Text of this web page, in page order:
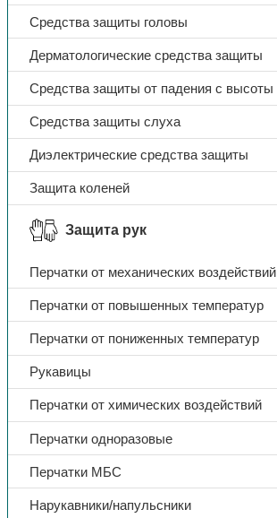
Средства защиты головы
Дерматологические средства защиты
Средства защиты от падения с высоты
Средства защиты слуха
Диэлектрические средства защиты
Защита коленей
Защита рук
Перчатки от механических воздействий
Перчатки от повышенных температур
Перчатки от пониженных температур
Рукавицы
Перчатки от химических воздействий
Перчатки одноразовые
Перчатки МБС
Нарукавники/напульсники